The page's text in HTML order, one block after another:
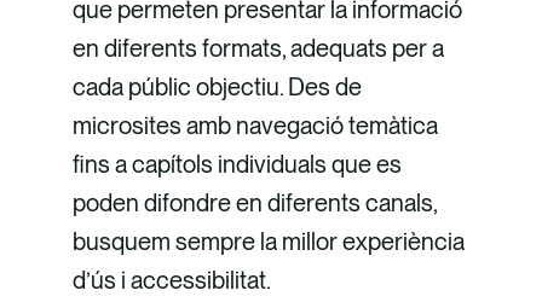
que permeten presentar la informació
en diferents formats, adequats per a
cada públic objectiu. Des de
microsites amb navegació temàtica
fins a capítols individuals que es
poden difondre en diferents canals,
busquem sempre la millor experiència
d’ús i accessibilitat.